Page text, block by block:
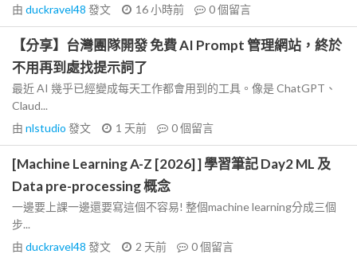
由 duckravel48 發文 16 小時前 0個留言
【分享】台灣團隊開發 免費 AI Prompt 管理網站，終於
不用再到處找提示詞了
最近 AI 幾乎已經變成每天工作都會用到的工具。像是 ChatGPT、
Claud...
由 nlstudio 發文 1 天前 0個留言
[Machine Learning A-Z [2026] ] 學習筆記 Day2 ML 及
Data pre-processing 概念
一邊要上課一邊還要寫這個不容易! 整個machine learning分成三個
步...
由 duckravel48 發文 2 天前 0個留言